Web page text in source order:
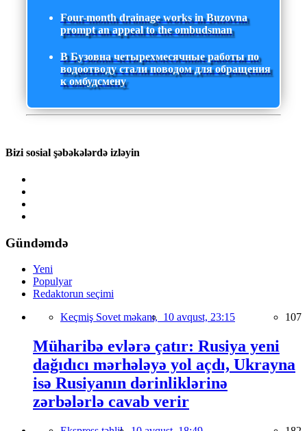
Four-month drainage works in Buzovna
prompt an appeal to the ombudsman
В Бузовна четырехмесячные работы по
водоотводу стали поводом для обращения
к омбудсмену
Bizi sosial şəbəkələrdə izləyin
Gündəmdə
Yeni
Populyar
Redaktorun seçimi
Keçmiş Sovet məkanı, 10 avqust, 23:15 107
Müharibə evlərə çatır: Rusiya yeni
dağıdıcı mərhələyə yol açdı, Ukrayna
isə Rusiyanın dərinliklərinə
zərbələrlə cavab verir